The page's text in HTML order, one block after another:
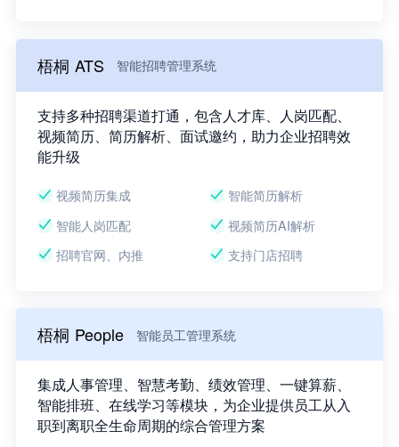
梧桐 ATS 智能招聘管理系统
支持多种招聘渠道打通，包含人才库、人岗匹配、
视频简历、简历解析、面试邀约，助力企业招聘效
能升级
视频简历集成
智能简历解析
智能人岗匹配
视频简历AI解析
招聘官网、内推
支持门店招聘
梧桐 People 智能员工管理系统
集成人事管理、智慧考勤、绩效管理、一键算薪、
智能排班、在线学习等模块，为企业提供员工从入
职到离职全生命周期的综合管理方案